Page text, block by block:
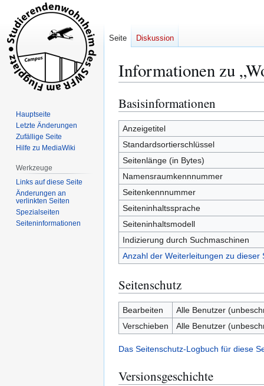
Informationen zu
Zur
Navigation
springen
Zur
Suche
springen
Basisinformationen
Anzeigetitel
Standardsortierschlüssel
Seitenlänge (in Bytes)
Namensraumkennnummer
Seitenkennnummer
Seiteninhaltssprache
Seiteninhaltsmodell
Indizierung durch Suchmaschinen
Anzahl der Weiterleitungen zu dieser
Seitenschutz
Bearbeiten
Alle Benutzer
Verschieben
Alle Benutzer
Das Seitenschutz-Logbuch für diese
Versionsgeschichte
Seite Diskussion
Hauptseite
Letzte Änderungen
Zufällige Seite
Hilfe zu MediaWiki
Werkzeuge
Links auf diese Seite
Änderungen an
verlinkten Seiten
Spezialseiten
Seiten­­informationen